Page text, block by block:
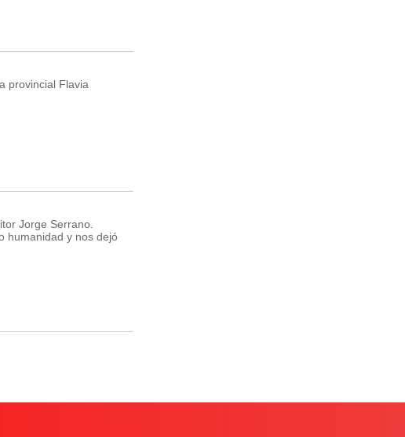
provincial Flavia
Jorge Serrano.
humanidad y nos dejó